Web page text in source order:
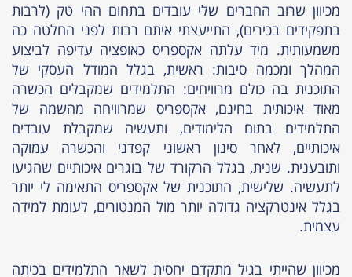
מכיוון שרוב החברים שלי עובדים בתחום ההי טק (לרבות
בתפקידים בכירים), התייעצתי איתם רבות לפני החלטה כה
משמעותית. מיד עלתה אקספריס כאופציה עדיפה לביצוע
המהלך ומכמה סיבות: ראשית, בגלל המודל העסקי של
התוכנית בה כולם מרוויחים: התלמידים שמקבלים הכשרה
מאוד איכותית בחינם, אקספריס שמרוויחה מהשמה של
התלמידים בתום הלימודים, ותעשיה שמקבלת עובדים
איכותיים, לאחר סינון ראשוני קפדני והכשרה עמוקה
ותובענית. שנית, בגלל הרקורד של בוגרים איכותיים שהגיעו
לתעשיה. שלישית, התוכנית של אקספריס התאימה לי יותר
בגלל אינטרקציה גדולה יותר מול המנטורים, לעומת למידה
עצמית.
מכיוון שהייתי בגיל מתקדם יחסית לשאר התלמידים בכיתה